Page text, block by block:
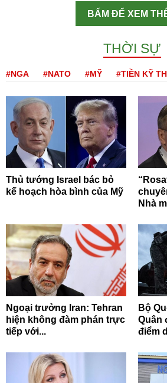
BẤM ĐỂ XEM
THỜI SỰ
#NGA #NATO #MỸ #TIỀN KỸ
Thủ tướng Israel bác bỏ
kế hoạch hòa bình của Mỹ
Nhà
Ngoại trưởng Iran: Tehran
hiện không đàm phán trực
tiếp với...
Bộ
Quân
điểm